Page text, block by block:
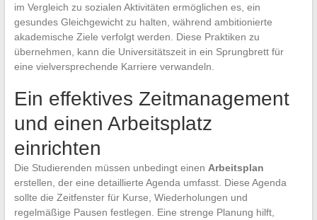
im Vergleich zu sozialen Aktivitäten ermöglichen es, ein
gesundes Gleichgewicht zu halten, während ambitionierte
akademische Ziele verfolgt werden. Diese Praktiken zu
übernehmen, kann die Universitätszeit in ein Sprungbrett für
eine vielversprechende Karriere verwandeln.
Ein effektives Zeitmanagement
und einen Arbeitsplatz
einrichten
Die Studierenden müssen unbedingt einen Arbeitsplan
erstellen, der eine detaillierte Agenda umfasst. Diese Agenda
sollte die Zeitfenster für Kurse, Wiederholungen und
regelmäßige Pausen festlegen. Eine strenge Planung hilft,